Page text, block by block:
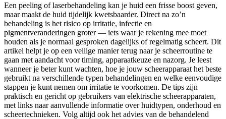
Een peeling of laserbehandeling kan je huid een frisse boost geven,
maar maakt de huid tijdelijk kwetsbaarder. Direct na zo’n
behandeling is het risico op irritatie, infectie en
pigmentveranderingen groter — iets waar je rekening mee moet
houden als je normaal gesproken dagelijks of regelmatig scheert. Dit
artikel helpt je op een veilige manier terug naar je scheerroutine te
gaan met aandacht voor timing, apparaatkeuze en nazorg. Je leest
wanneer je beter kunt wachten, hoe je jouw scheerapparaat het beste
gebruikt na verschillende typen behandelingen en welke eenvoudige
stappen je kunt nemen om irritatie te voorkomen. De tips zijn
praktisch en gericht op gebruikers van elektrische scheerapparaten,
met links naar aanvullende informatie over huidtypen, onderhoud en
scheertechnieken. Volg altijd ook het advies van de behandelend